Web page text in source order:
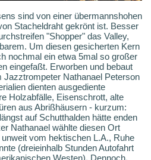
sind von einer übermannshohen
Stacheldraht gekrönt ist. Besser
"Shopper" das Valley,
Um diesen gesicherten Kern
nochmal ein etwa 5mal so großer
eingefaßt. Erworben und bebaut
Nathanael Peterson
dienten ausgediente
Holzabfälle, Eisenschrott, alte
aus Abrißhäusern - kurzum:
auf Schutthalden hätte enden
Nathanael wählte diesen Ort
vom hektischen L.A., Ruhe
(dreieinhalb Stunden Autofahrt